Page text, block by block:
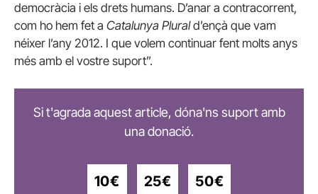
democràcia i els drets humans. D’anar a contracorrent,
com ho hem fet a Catalunya Plurald’ençà que vam
néixer l’any 2012. I que volem continuar fent molts anys
més amb el vostre suport”.
Si t'agrada aquest article, dóna'ns suport amb
una donació.
10€ 25€ 50€